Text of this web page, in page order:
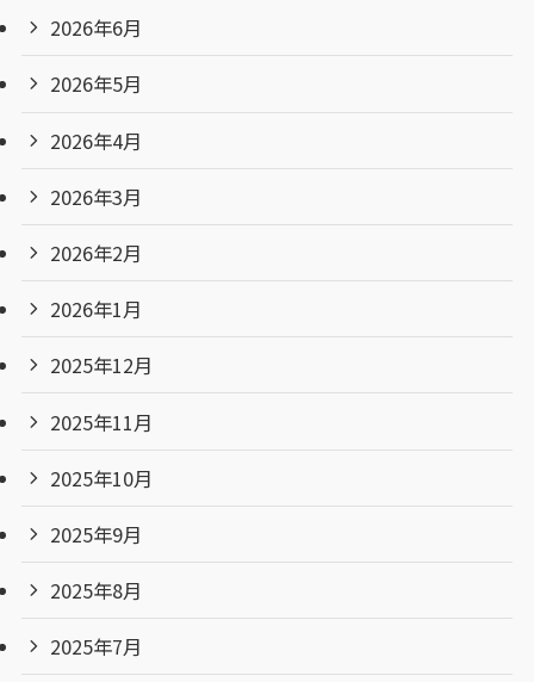
2026年6月
2026年5月
2026年4月
2026年3月
2026年2月
2026年1月
2025年12月
2025年11月
2025年10月
2025年9月
2025年8月
2025年7月